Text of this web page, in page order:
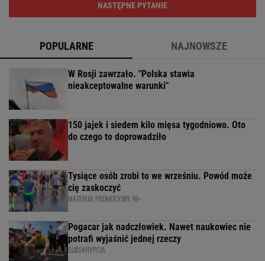
NASTĘPNE PYTANIE
POPULARNE NAJNOWSZE
W Rosji zawrzało. "Polska stawia
nieakceptowalne warunki"
150 jajek i siedem kilo mięsa tygodniowo. Oto
do czego to doprowadziło
Tysiące osób zrobi to we wrześniu. Powód może
cię zaskoczyć
MATERIAŁ PROMOCYJNY, 18+
Pogacar jak nadczłowiek. Nawet naukowiec nie
potrafi wyjaśnić jednej rzeczy
SUBSKRYPCJA